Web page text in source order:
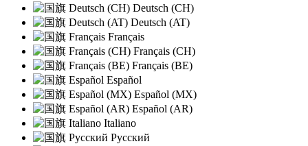
Deutsch (CH)
Deutsch (AT)
Français
Français (CH)
Français (BE)
Español
Español (MX)
Español (AR)
Italiano
Русский